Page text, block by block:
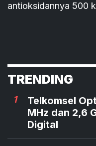
antioksidannya 500
TRENDING
1
Telkomsel
MHz dan 2,6
Digital